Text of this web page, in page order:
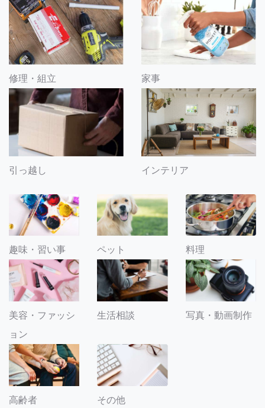
修理・組立 家事
引っ越し インテリア
趣味・習い事 ペット 料理
美容・ファッシ
ョン
生活相談 写真・動画制作
高齢者 その他